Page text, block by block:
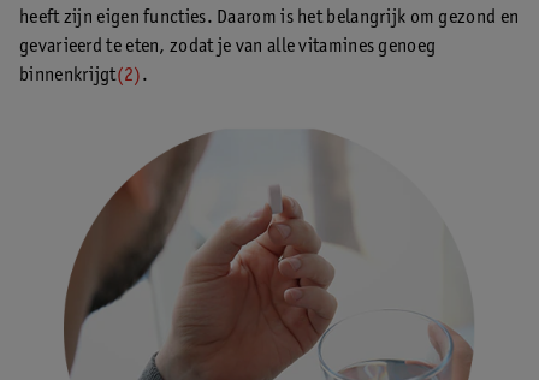
heeft zijn eigen functies. Daarom is het belangrijk om gezond en
gevarieerd te eten, zodat je van alle vitamines genoeg
binnenkrijgt(2).